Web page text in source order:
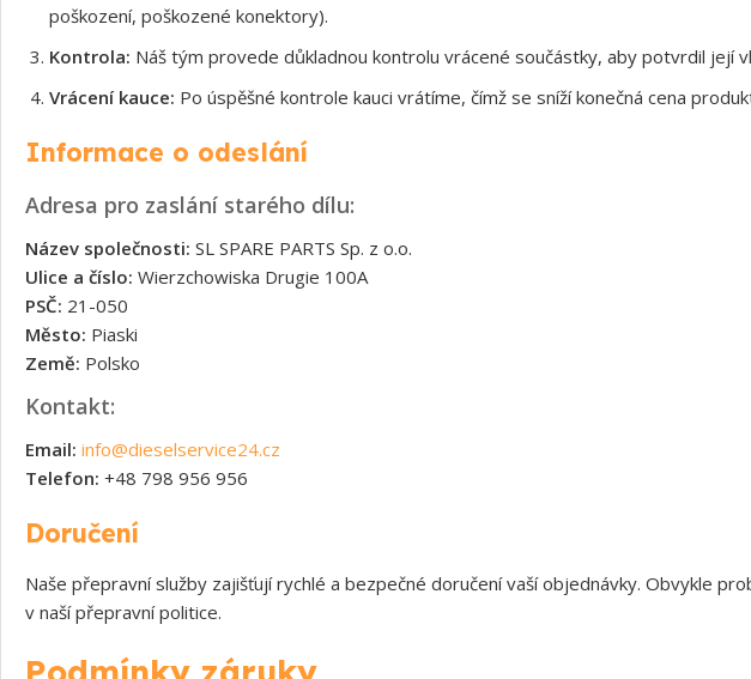
poškození, poškozené konektory).
Kontrola: Náš tým provede důkladnou kontrolu vrácené součástky, aby potvrdil její
Vrácení kauce: Po úspěšné kontrole kauci vrátíme, čímž se sníží konečná cena
Informace o odeslání
Adresa pro zaslání starého dílu:
Název společnosti: SL SPARE PARTS Sp. z o.o.
Ulice a číslo: Wierzchowiska Drugie 100A
PSČ: 21-050
Město: Piaski
Země: Polsko
Kontakt:
Email: info@dieselservice24.cz
Telefon: +48 798 956 956
Doručení
Naše přepravní služby zajišťují rychlé a bezpečné doručení vaší objednávky. Obvykle
v naší přepravní politice.